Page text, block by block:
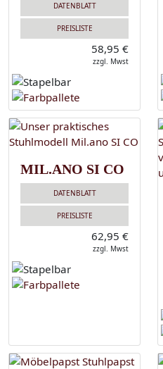
DATENBLATT
PREISLISTE
58,95 €
zzgl. Mwst
MIL.ANO SI CO
DATENBLATT
PREISLISTE
62,95 €
zzgl. Mwst